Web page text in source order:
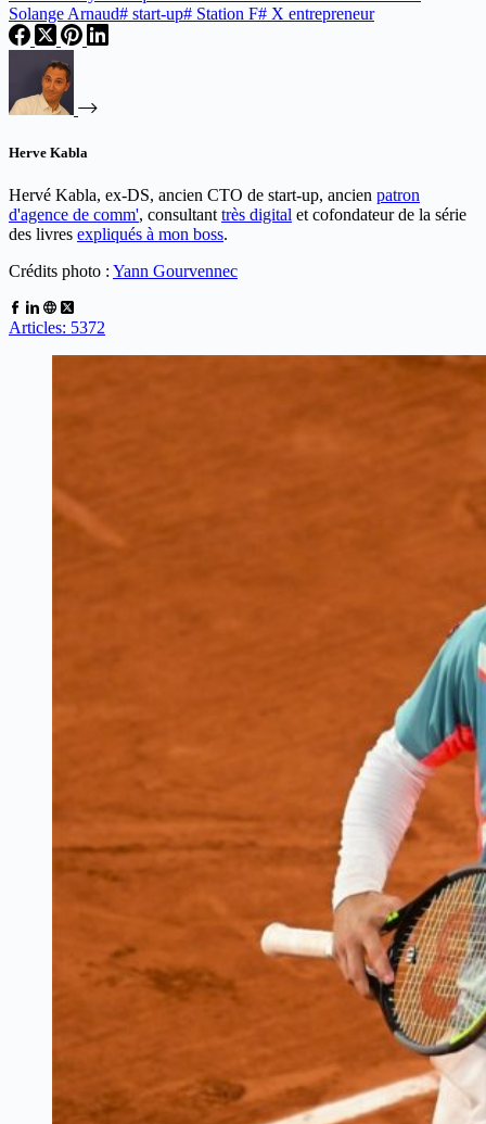
Solange Arnaud# start-up# Station F# X entrepreneur
Herve Kabla
Hervé Kabla, ex-DS, ancien CTO de start-up, ancien patron
d'agence de comm', consultant très digital et cofondateur de la série
des livres expliqués à mon boss.
Crédits photo : Yann Gourvennec
Articles: 5372